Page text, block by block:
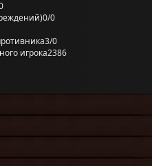
0/0
3/0
игрока2386